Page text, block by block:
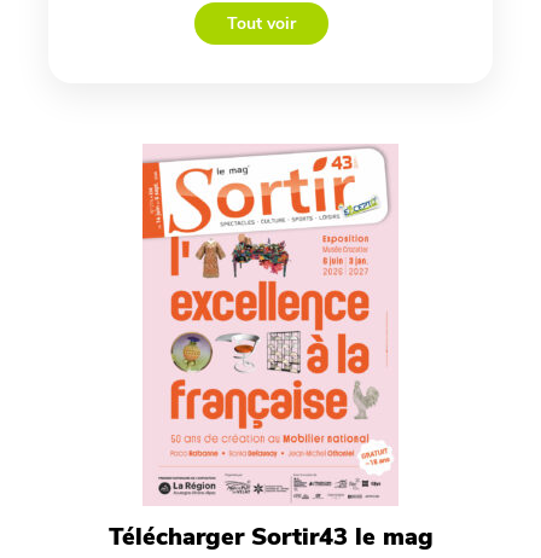
Tout voir
Télécharger Sortir43 le mag